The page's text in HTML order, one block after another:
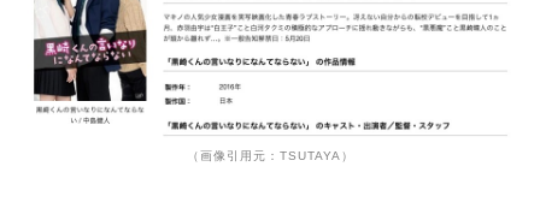
（画像引用元：TSUTAYA）